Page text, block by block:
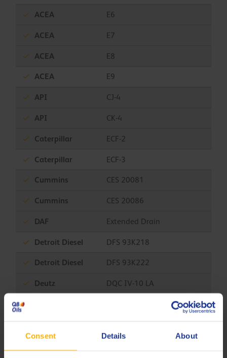
Consent Details About
ACEA E6
ACEA E7
ACEA E8
ACEA E9
API CJ-4
API CK-4
Caterpillar ECF-2
Caterpillar ECF-3
Cummins CES 20081
Cummins CES 20086
DAF Extended Drain
Detroit Diesel DFS 93K218
Detroit Diesel DFS 93K222
Deutz DQC IV-10 LA